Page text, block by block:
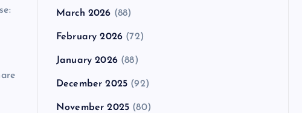
March 2026 (88)
February 2026 (72)
January 2026(88)
December 2025 (92)
November 2025 (80)